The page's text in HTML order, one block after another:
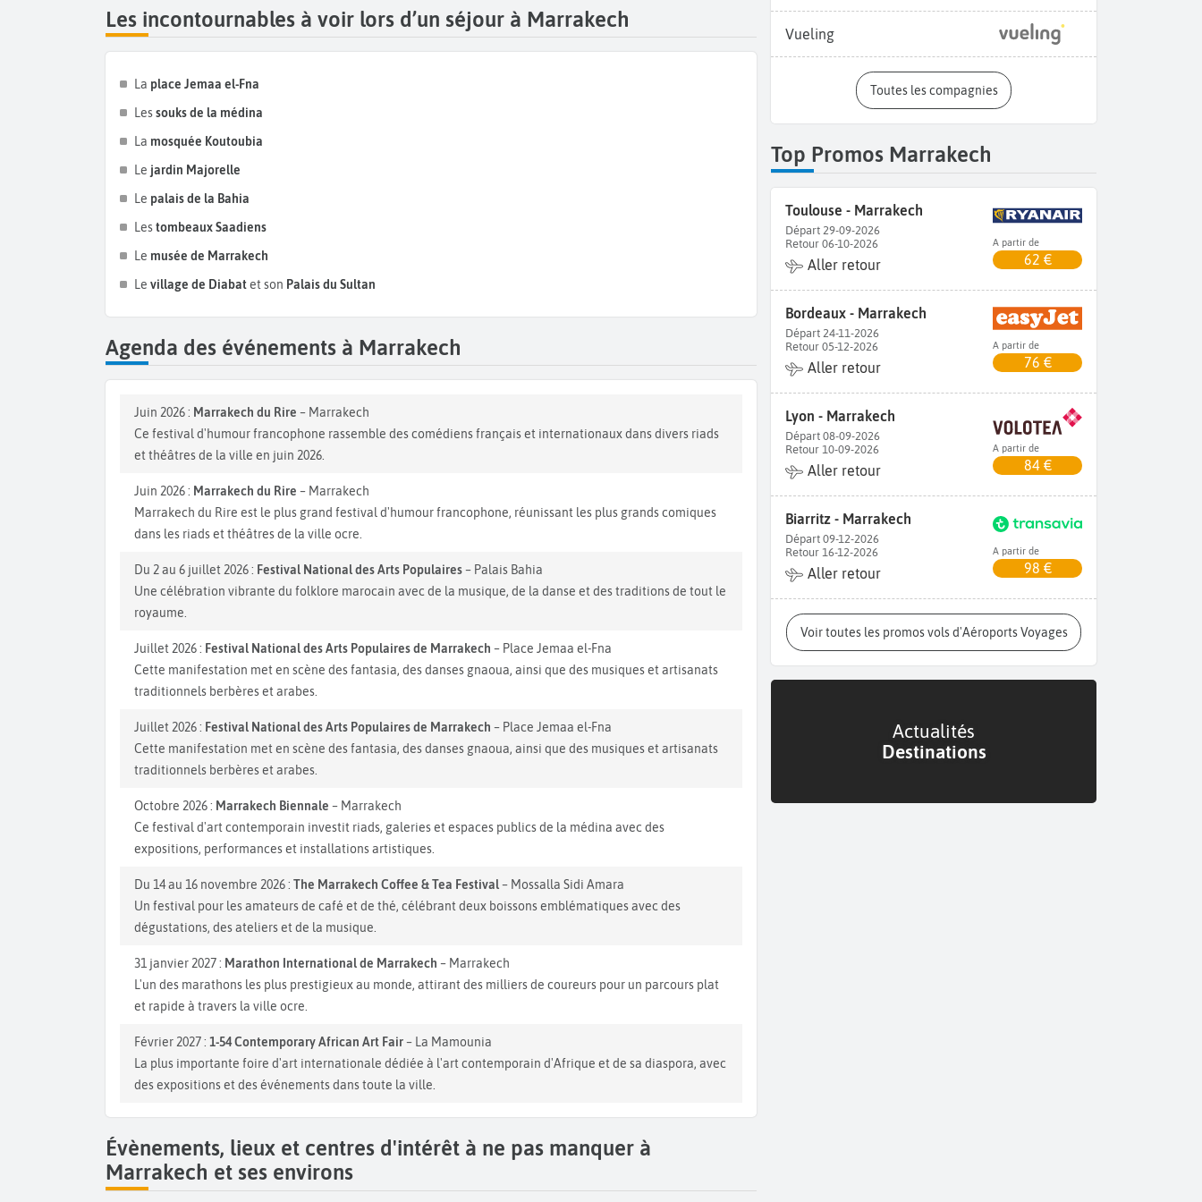
Les incontournables à voir lors d’un séjour à Marrakech
La place Jemaa el-Fna
Lessouks de la médina
La mosquée Koutoubia
Le jardin Majorelle
Le palais de la Bahia
Lestombeaux Saadiens
Le musée de Marrakech
Le village de Diabatet son Palais du Sultan
Agenda des événements à Marrakech
Juin 2026 : Marrakech du Rire – Marrakech
Ce festival d'humour francophone rassemble des comédiens français et internationaux dans divers riads
et théâtres de la ville en juin 2026.
Juin 2026 : Marrakech du Rire – Marrakech
Marrakech du Rire est le plus grand festival d'humour francophone, réunissant les plus grands comiques
dans les riads et théâtres de la ville ocre.
Du 2 au 6 juillet 2026 : Festival National des Arts Populaires– Palais Bahia
Une célébration vibrante du folklore marocain avec de la musique, de la danse et des traditions de tout le
royaume.
Juillet 2026 : Festival National des Arts Populaires de Marrakech – Place Jemaa el-Fna
Cette manifestation met en scène des fantasia, des danses gnaoua, ainsi que des musiques et artisanats
traditionnels berbères et arabes.
Juillet 2026 : Festival National des Arts Populaires de Marrakech – Place Jemaa el-Fna
Cette manifestation met en scène des fantasia, des danses gnaoua, ainsi que des musiques et artisanats
traditionnels berbères et arabes.
Octobre 2026 : Marrakech Biennale – Marrakech
Ce festival d'art contemporain investit riads, galeries et espaces publics de la médina avec des
expositions, performances et installations artistiques.
Du 14 au 16 novembre 2026 : The Marrakech Coffee & Tea Festival– Mossalla Sidi Amara
Un festival pour les amateurs de café et de thé, célébrant deux boissons emblématiques avec des
dégustations, des ateliers et de la musique.
31 janvier 2027 : Marathon International de Marrakech – Marrakech
L'un des marathons les plus prestigieux au monde, attirant des milliers de coureurs pour un parcours plat
et rapide à travers la ville ocre.
Février 2027 : 1-54 Contemporary African Art Fair– La Mamounia
La plus importante foire d'art internationale dédiée à l'art contemporain d'Afrique et de sa diaspora, avec
des expositions et des événements dans toute la ville.
Évènements, lieux et centres d'intérêt à ne pas manquer à
Marrakech et ses environs
Vueling
Toutes les compagnies
Top Promos Marrakech
Toulouse - Marrakech
Départ 29-09-2026
Retour 06-10-2026
Aller retour
A partir de
62 €
Bordeaux - Marrakech
Départ 24-11-2026
Retour 05-12-2026
Aller retour
A partir de
76 €
Lyon - Marrakech
Départ 08-09-2026
Retour 10-09-2026
Aller retour
A partir de
84 €
Biarritz - Marrakech
Départ 09-12-2026
Retour 16-12-2026
Aller retour
A partir de
98 €
Voir toutes les promos vols d'Aéroports Voyages
Actualités
Destinations